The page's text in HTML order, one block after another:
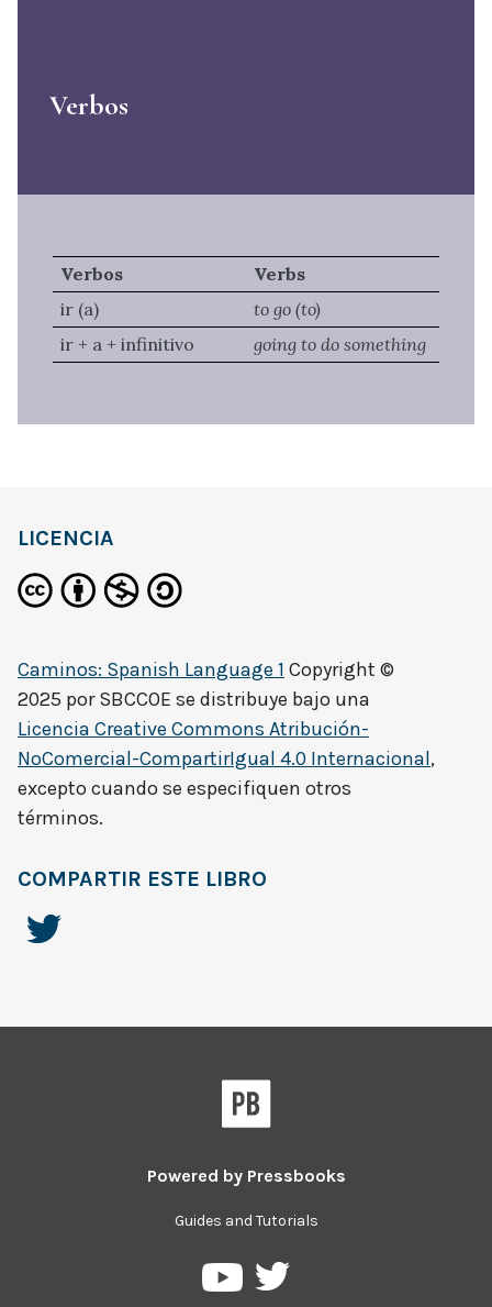
Verbos
Verbos
Verbs
ir (a)
to go (to)
ir + a + infinitivo
going to do something
LICENCIA
Caminos: Spanish Language 1 Copyright ©
2025 porSBCCOE se distribuye bajo una
Licencia Creative Commons Atribución-
NoComercial-CompartirIgual 4.0 Internacional,
excepto cuando se especifiquen otros
términos.
COMPARTIR ESTE LIBRO
Powered by Pressbooks
Guides and Tutorials
PressbooksPressbooks